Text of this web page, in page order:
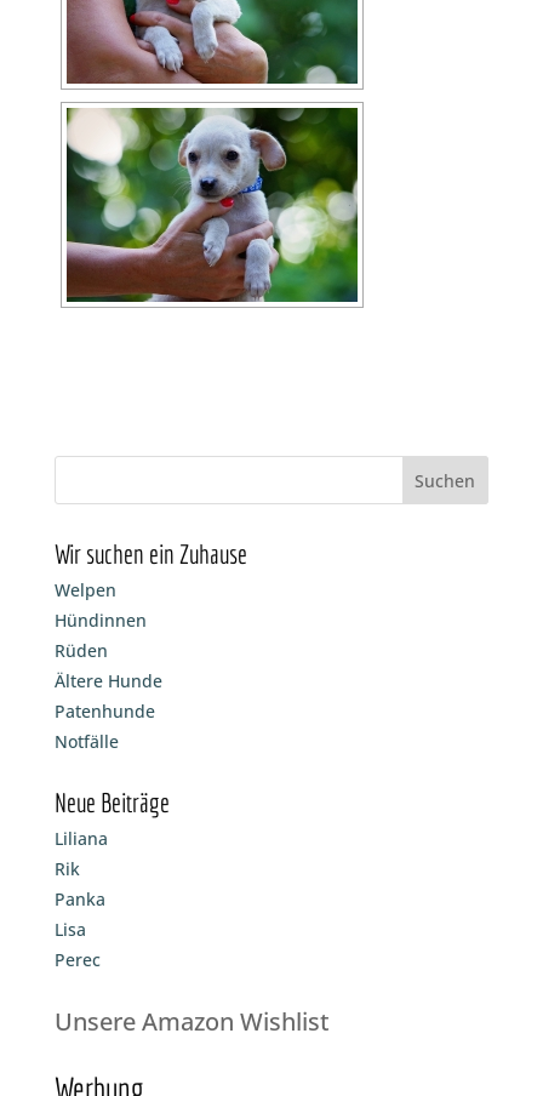
Wir suchen ein Zuhause
Welpen
Hündinnen
Rüden
Ältere Hunde
Patenhunde
Notfälle
Neue Beiträge
Liliana
Rik
Panka
Lisa
Perec
Unsere Amazon Wishlist
Werbung